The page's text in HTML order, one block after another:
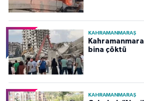
KAHRAMANMARAŞ
bina çöktü
KAHRAMANMARAŞ